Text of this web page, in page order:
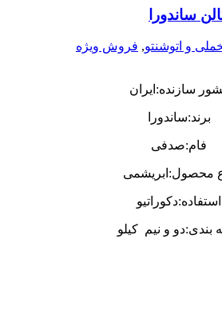
ساندورا
و اتوشنتو, فروش ویژه
سازنده:ایران
برند:ساندورا
فام:صدفی
محصول:ابریشمی
استفاده:دکوراتیو
بندی:دو و نیم کیلو